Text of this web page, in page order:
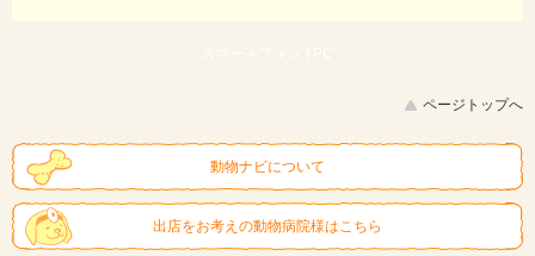
スマートフォン | PC
ページトップへ
動物ナビについて
出店をお考えの動物病院様はこちら